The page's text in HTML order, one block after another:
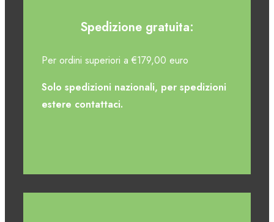
Spedizione gratuita:
Per ordini superiori a €179,00 euro
Solo spedizioni nazionali, per spedizioni
estere contattaci.